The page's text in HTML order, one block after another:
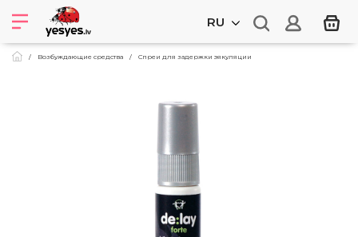
RU
Возбуждающие средства Спреи для задержки эякуляции